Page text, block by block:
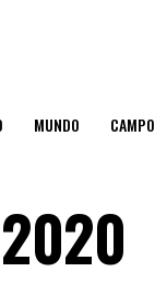
MUNDO CAMPO